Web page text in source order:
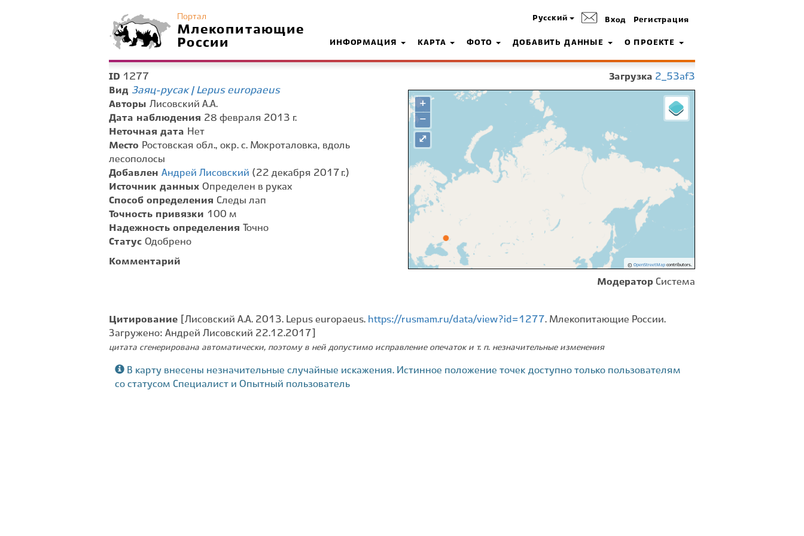
Портал
Млекопитающие
России
Русский Вход Регистрация
ИНФОРМАЦИЯ КАРТА ФОТО ДОБАВИТЬ ДАННЫЕ О ПРОЕКТЕ
ID 1277
Вид Заяц-русак | Lepus europaeus
Авторы Лисовский А.А.
Дата наблюдения 28 февраля 2013 г.
Неточная дата Нет
Место Ростовская обл., окр. с. Мокроталовка, вдоль
лесополосы
Добавлен Андрей Лисовский (22 декабря 2017 г.)
Источник данных Определен в руках
Способ определения Следы лап
Точность привязки 100 м
Надежность определения
Точно
Статус Одобрено
Комментарий
Загрузка 2_53af3
+
−
© OpenStreetMapcontributors.
⤢
Модератор Система
Цитирование [Лисовский А.А. 2013. Lepus europaeus. https://rusmam.ru/data/view?id=1277. Млекопитающие России.
Загружено: Андрей Лисовский 22.12.2017]
цитата сгенерирована автоматически, поэтому в ней допустимо исправление опечаток и т. п. незначительные изменения
В карту внесены незначительные случайные искажения. Истинное положение точек доступно только пользователям
со статусом Специалист и Опытный пользователь